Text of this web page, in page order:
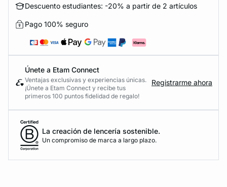
Descuento estudiantes: -20% a partir de 2 artículos
Pago 100% seguro
Únete a Etam Connect
Ventajas exclusivas y experiencias únicas.
¡Únete a Etam Connect y recibe tus
primeros 100 puntos fidelidad de regalo!
Registrarme ahora
La creación de lencería sostenible.
Un compromiso de marca a largo plazo.